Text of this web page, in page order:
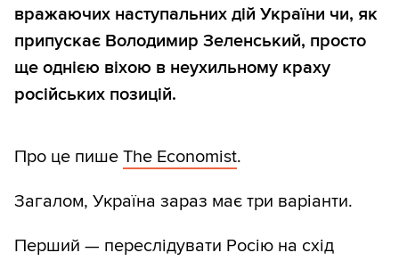
вражаючих наступальних дій України чи, як
припускає Володимир Зеленський, просто
ще однією віхою в неухильному краху
російських позицій.
Про це пише The Economist.
Загалом, Україна зараз має три варіанти.
Перший — переслідувати Росію на схід